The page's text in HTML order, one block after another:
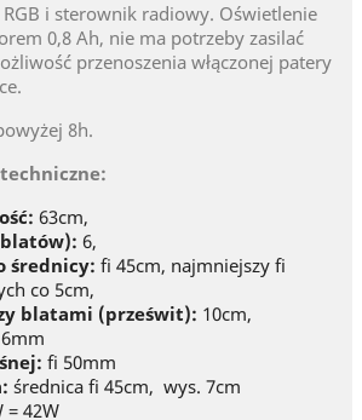
i sterownik radiowy. Oświetlenie
0,8 Ah, nie ma potrzeby zasilać
przenoszenia włączonej patery
8h.
63cm,
6,
średnicy: fi 45cm, najmniejszy fi
co 5cm,
blatami (prześwit): 10cm,
6mm
fi 50mm
średnica fi 45cm, wys. 7cm
= 42W